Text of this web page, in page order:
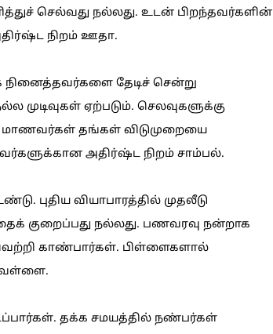
செல்வது நல்லது. உடன் பிறந்தவர்களின்
நிறம் ஊதா.
நினைத்தவர்களை தேடிச் சென்று
முடிவுகள் ஏற்படும். செலவுகளுக்கு
மாணவர்கள் தங்கள் விடுமுறையை
அதிர்ஷ்ட நிறம் சாம்பல்.
புதிய வியாபாரத்தில் முதலீடு
குறைப்பது நல்லது. பணவரவு நன்றாக
காண்பார்கள். பிள்ளைகளால்
தக்க சமயத்தில் நண்பர்கள்